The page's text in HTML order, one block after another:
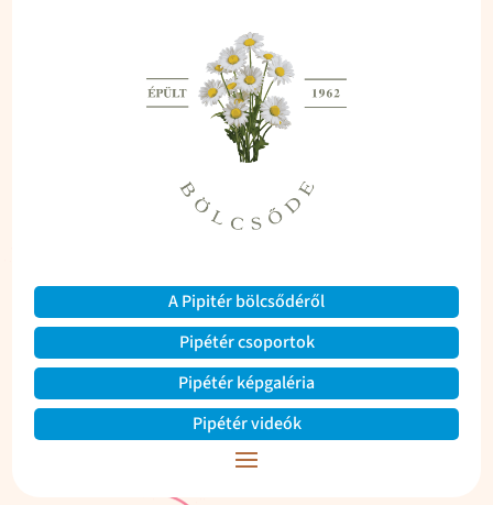
A Pipitér bölcsődéről
Pipétér csoportok
Pipétér képgaléria
Pipétér videók